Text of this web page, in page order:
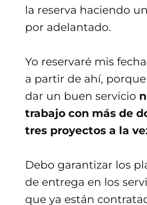
la reserva haciendo
por adelantado.
Yo reservaré mis
a partir de ahí,
dar un buen servicio
trabajo con más de
tres proyectos a la
Debo garantizar los
de entrega en los
que ya están